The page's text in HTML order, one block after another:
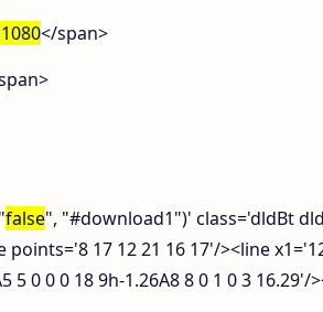
</span>
false", "#download1")' class='dldBt
17 12 21 16 17'/><line
0 0 0 18 9h-1.26A8 8 0 1 0 3 16.29'/